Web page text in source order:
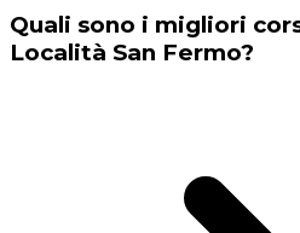
Quali sono i migliori
Località San Fermo?